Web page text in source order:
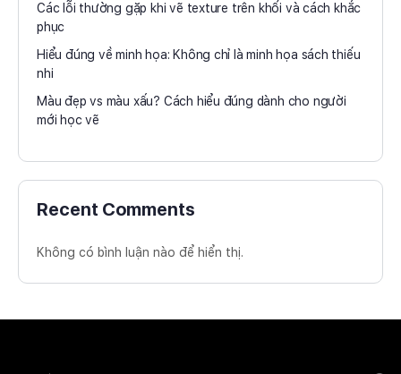
Các lỗi thường gặp khi vẽ texture trên khối và cách khắc
phục
Hiểu đúng về minh họa: Không chỉ là minh họa sách thiếu
nhi
Màu đẹp vs màu xấu? Cách hiểu đúng dành cho người
mới học vẽ
Recent Comments
Không có bình luận nào để hiển thị.